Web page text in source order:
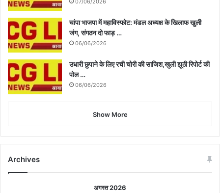
07/06/2026
चांपा भाजपा में महाविस्फोट: मंडल अध्यक्ष के खिलाफ खुली
जंग, संगठन दो फाड़ …
06/06/2026
उधारी छुपाने के लिए रची चोरी की साजिश,खुली झूठी रिपोर्ट की
पोल …
06/06/2026
Show More
Archives
अगस्त 2026